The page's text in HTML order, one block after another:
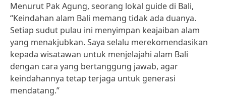
Menurut Pak Agung, seorang lokal guide di Bali,
“Keindahan alam Bali memang tidak ada duanya.
Setiap sudut pulau ini menyimpan keajaiban alam
yang menakjubkan. Saya selalu merekomendasikan
kepada wisatawan untuk menjelajahi alam Bali
dengan cara yang bertanggung jawab, agar
keindahannya tetap terjaga untuk generasi
mendatang.”